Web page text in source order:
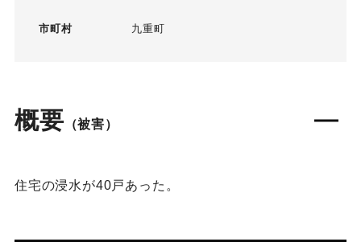
市町村 九重町
概要 （被害）
住宅の浸水が40戸あった。